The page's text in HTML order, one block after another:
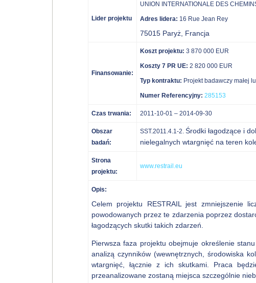
Lider projektu
UNION INTERNATIONALE DES
Adres lidera: 16 Rue Jean Rey
75015 Paryż, Francja
Finansowanie:
Koszt projektu: 3 870 000 EUR
Koszty 7 PR UE: 2 820 000 EUR
Typ kontraktu: Projekt badawczy małej
Numer Referencyjny: 285153
Czas trwania: 2011-10-01 – 2014-09-30
Obszar
badań:
SST.2011.4.1-2. Środki łagodzące i
nielegalnych wtargnięć na teren
Strona
projektu:
www.restrail.eu
Opis:
Celem projektu RESTRAIL jest zmniejszenie
powodowanych przez te zdarzenia poprzez
łagodzących skutki takich zdarzeń.
Pierwsza faza projektu obejmuje określenie
analizą czynników (wewnętrznych, środowiska
wtargnięć, łącznie z ich skutkami. Praca
przeanalizowane zostaną miejsca szczególnie